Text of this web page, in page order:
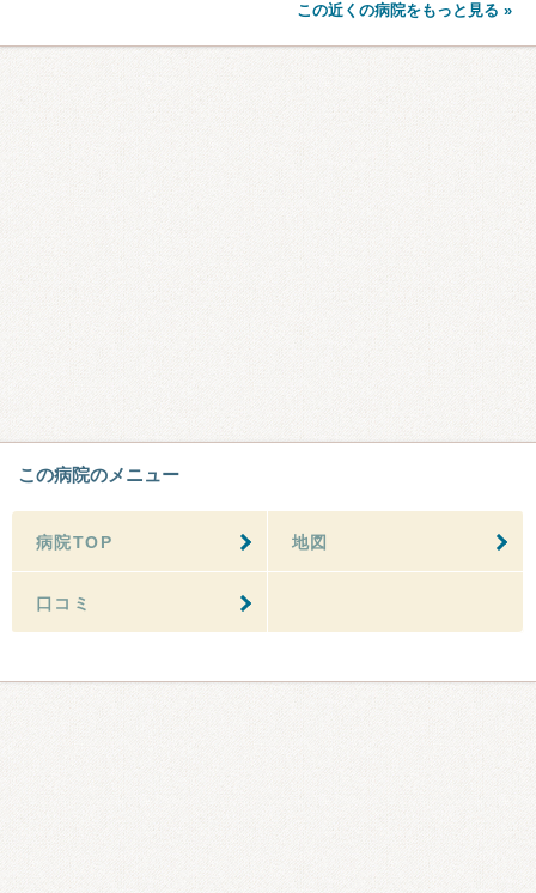
この近くの病院をもっと見る »
この病院のメニュー
病院TOP 地図
口コミ